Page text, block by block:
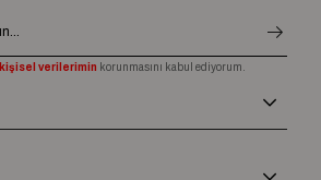
kişisel verilerimin korunmasını kabul ediyorum.